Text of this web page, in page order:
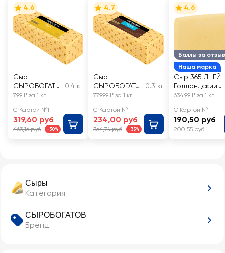
Сыры
Категория
СЫРОБОГАТОВ
Бренд
4.6
Сыр
СЫРОБОГАТО
В Гауда 45%,
весовой
0.4 кг
799 ₽ за 1 кг
С Картой №1
319,60 руб
463,16 руб -30%
4.7
Сыр
СЫРОБОГАТО
В Легкий 25%,
весовой
0.3 кг
779,99 ₽ за 1 кг
С Картой №1
234,00 руб
364,74 руб -35%
Баллы за отзыв
Наша марка
4.6
Сыр 365 ДНЕЙ
Голландский
45%, без змж,
634,99 ₽ за 1 кг
С Картой №1
190,50 руб
200,55 руб